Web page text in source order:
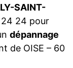
SAINT-
24 pour
dépannage
de OISE – 60